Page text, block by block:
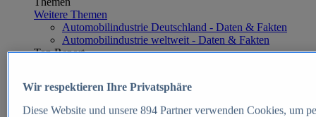
Weitere Themen
Automobilindustrie Deutschland - Daten & Fakten
Automobilindustrie weltweit - Daten & Fakten
Top Report
Wir respektieren Ihre Privatsphäre
Diese Website und unsere 894Partner verwenden Cookies, um